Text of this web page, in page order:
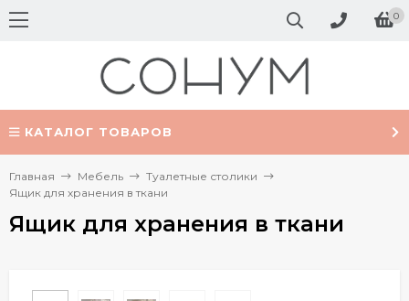
0
КАТАЛОГ ТОВАРОВ
Главная Мебель
Туалетные столики
Ящик для хранения в ткани
Ящик для хранения в ткани